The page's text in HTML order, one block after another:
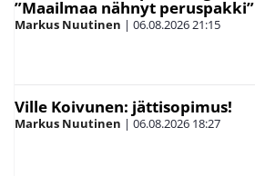
”Maailmaa nähnyt peruspakki”
Markus Nuutinen | 06.08.202621:15
Ville Koivunen: jättisopimus!
Markus Nuutinen | 06.08.2026 18:27